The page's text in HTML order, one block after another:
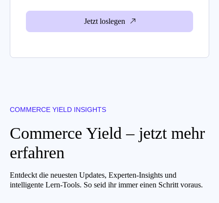
Jetzt loslegen
COMMERCE YIELD INSIGHTS
Commerce Yield – jetzt mehr
erfahren
Entdeckt die neuesten Updates, Experten-Insights und
intelligente Lern-Tools. So seid ihr immer einen Schritt voraus.